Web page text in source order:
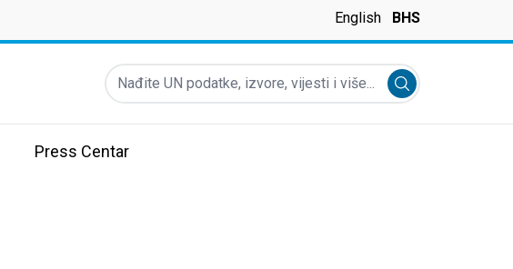
English BHS
Nađite UN podatke, izvore, vijesti i više...
Submit search
Press Centar